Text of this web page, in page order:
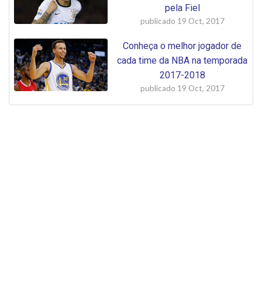
pela Fiel
publicado 19 Oct, 2017
Conheça o melhor jogador de
cada time da NBA na temporada
2017-2018
publicado 19 Oct, 2017